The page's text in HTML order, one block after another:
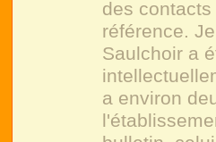
des
référence.
Saulchoir a
a environ